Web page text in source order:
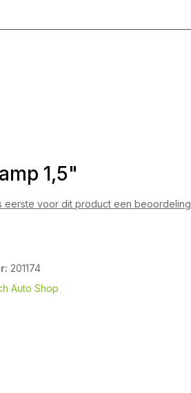
1,5"
eerste voor dit product een beoordeling
201174
Auto Shop